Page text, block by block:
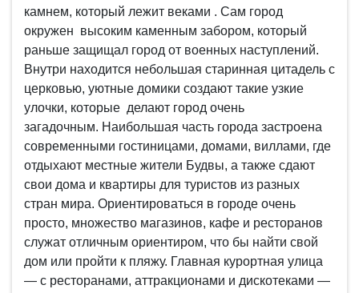
камнем, который лежит веками . Сам город
окружен высоким каменным забором, который
раньше защищал город от военных наступлений.
Внутри находится небольшая старинная цитадель с
церковью, уютные домики создают такие узкие
улочки, которые делают город очень
загадочным. Наибольшая часть города застроена
современными гостиницами, домами, виллами, где
отдыхают местные жители Будвы, а также сдают
свои дома и квартиры для туристов из разных
стран мира. Ориентироваться в городе очень
просто, множество магазинов, кафе и ресторанов
служат отличным ориентиром, что бы найти свой
дом или пройти к пляжу. Главная курортная улица
— с ресторанами, аттракционами и дискотеками —